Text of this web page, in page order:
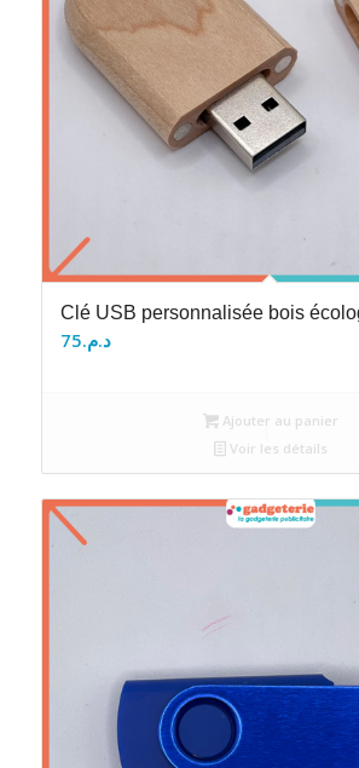
Clé USB personnalisée bois
د.م.75
Ajouter au panier
Voir les détails